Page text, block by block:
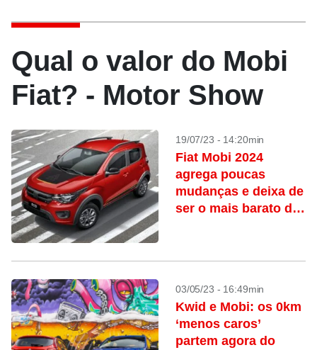
Qual o valor do Mobi
Fiat? - Motor Show
19/07/23 - 14:20min
Fiat Mobi 2024
agrega poucas
mudanças e deixa de
ser o mais barato do
03/05/23 - 16:49min
Kwid e Mobi: os 0km
‘menos caros’
partem agora do